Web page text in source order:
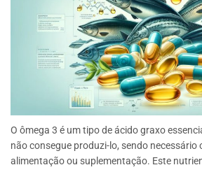
O ômega 3 é um tipo de ácido graxo
não consegue produzi-lo, sendo necessário
alimentação ou suplementação. Este